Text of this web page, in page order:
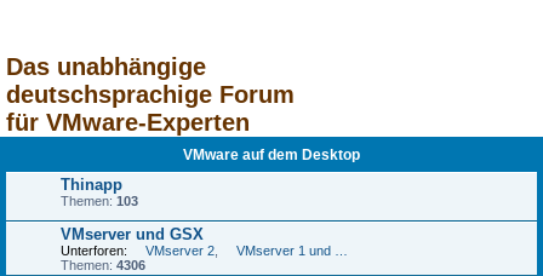
Das unabhängige
deutschsprachige Forum
für VMware-Experten
VMware auf dem Desktop
Thinapp
Themen: 103
VMserver und GSX
Unterforen: VMserver 2
Themen: 4306